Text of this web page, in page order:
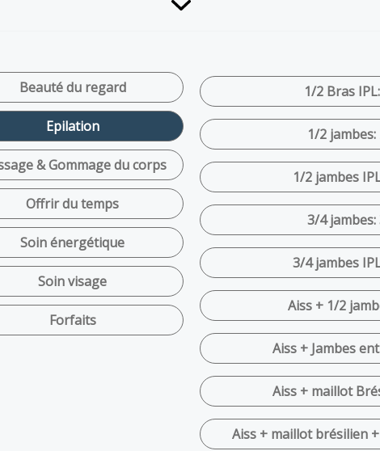
Beauté du regard
Epilation
& Gommage du corps
Offrir du temps
Soin énergétique
Soin visage
Forfaits
1/2 Bras
1/2 jambes:
1/2 jambes
3/4 jambes:
3/4 jambes
Aiss + 1/2
Aiss + Jambes
Aiss + maillot
Aiss + maillot brésilien